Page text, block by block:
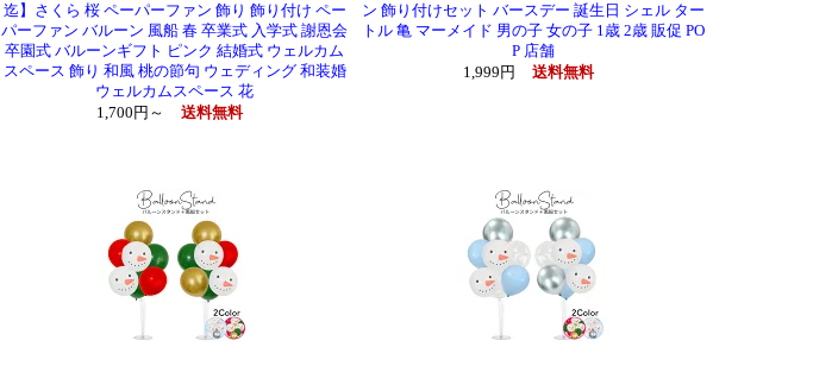
迄】さくら 桜 ペーパーファン 飾り 飾り付け ペー
パーファン バルーン 風船 春 卒業式 入学式 謝恩会
卒園式 バルーンギフト ピンク 結婚式 ウェルカム
スペース 飾り 和風 桃の節句 ウェディング 和装婚
ウェルカムスペース 花
1,700円～
送料無料
ン 飾り付けセット バースデー 誕生日 シェル ター
トル 亀 マーメイド 男の子 女の子 1歳 2歳 販促 PO
P 店舗
1,999円
送料無料